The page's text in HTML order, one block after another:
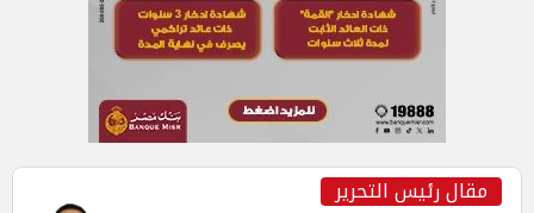
مقال رئيس التحرير